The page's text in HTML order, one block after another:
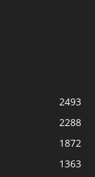
2493
2288
1872
1363